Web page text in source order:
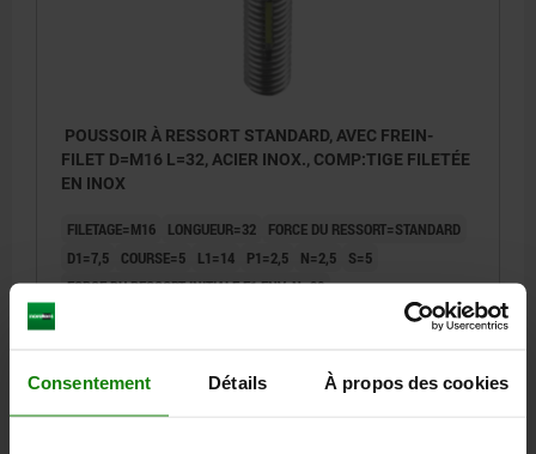
Consentement Détails À propos des cookies
POUSSOIR À RESSORT STANDARD, AVEC FREIN-
FILET D=M16 L=32, ACIER INOX., COMP:TIGE FILETÉE
EN INOX
FILETAGE=M16 LONGUEUR=32
FORCE DU RESSORT=STANDARD
D1=7,5
COURSE=5 L1=14 P1=2,5 N=2,5
S=5
FORCE DU RESSORT INITIALE F1 ENV. N=38
COUPLE DE DESSERRAGE APPROX. EN NM=3